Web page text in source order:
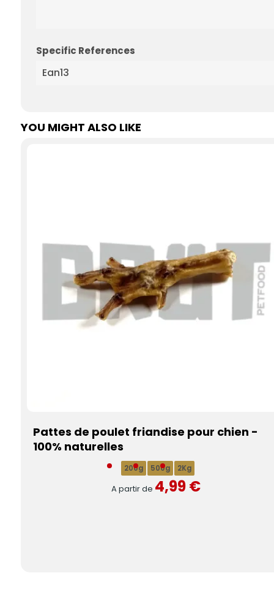
Specific References
Ean13
YOU MIGHT ALSO LIKE
Pattes de poulet friandise pour chien -
100% naturelles
200g 500g 2Kg
A partir de 4,99 €